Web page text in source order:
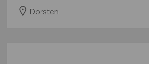
Dorsten